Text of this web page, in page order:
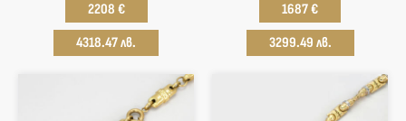
2208 €
4318.47 лв.
1687 €
3299.49 лв.